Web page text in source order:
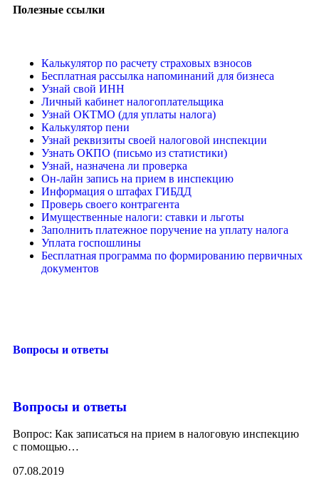
Полезные ссылки
Калькулятор по расчету страховых взносов
Бесплатная рассылка напоминаний для бизнеса
Узнай свой ИНН
Личный кабинет налогоплательщика
Узнай ОКТМО (для уплаты налога)
Калькулятор пени
Узнай реквизиты своей налоговой инспекции
Узнать ОКПО (письмо из статистики)
Узнай, назначена ли проверка
Он-лайн запись на прием в инспекцию
Информация о штафах ГИБДД
Проверь своего контрагента
Имущественные налоги: ставки и льготы
Заполнить платежное поручение на уплату налога
Уплата госпошлины
Бесплатная программа по формированию первичных
документов
Вопросы и ответы
Вопросы и ответы
Вопрос: Как записаться на прием в налоговую инспекцию
с помощью…
07.08.2019